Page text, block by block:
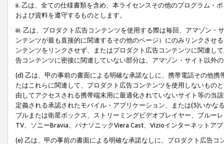
ii. 乙は、全ての仕様書類を含め、本ライセンスその他のプログラム・
および資料を遵守するものとします。
iii. 乙は、プロダクト広告コンテンツを使用する際は毎回、アマゾン
ンテンツが最も直接的に関連するその他のページ）にのみリンクさせ
ンテンツをリンクさせず、またはプロダクト広告コンテンツに関連し
告コンテンツに密接に関連していない部分は、アマゾン・サイト以外
(d) 乙は、甲の事前の書面による明確な承諾なしに、携帯電話その他
たはこれらに関連して、プロダクト広告コンテンツを使用しないもの
由してアクセスされる携帯端末用に最適化されていないサイト等の当
定義される承認されたモバイル・アプリケーション、または(3)いか
ブルまたは衛星ボックス、ストリーミングビデオプレイヤー、ブルー
TV、ソニーBravia、パナソニックViera Cast、Vizioインターネットア
(e) 乙は、甲の事前の書面による明確な承諾なしに、プロダクト広告